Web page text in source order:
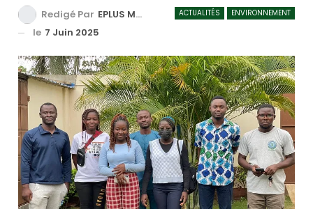
ACTUALITÉS ENVIRONNEMENT
Redigé Par EPLUS MEDIA TV
le 7 Juin 2025